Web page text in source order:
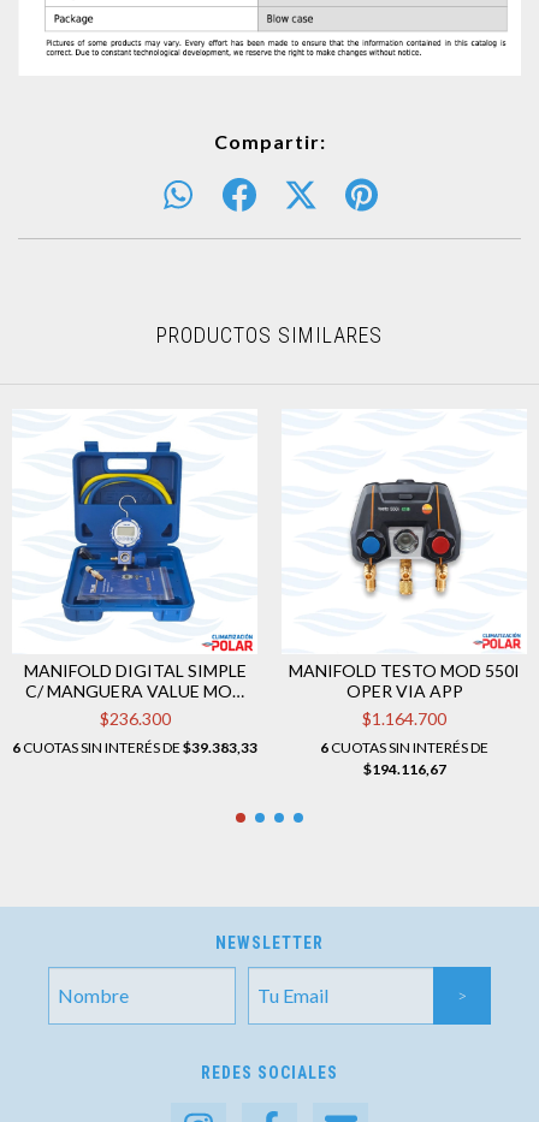
Compartir:
PRODUCTOS SIMILARES
MANIFOLD DIGITAL SIMPLE
C/ MANGUERA VALUE MOD
VDG-S1
$236.300
6CUOTAS SIN INTERÉS DE $39.383,33
MANIFOLD TESTO MOD 550I
OPER VIA APP
$1.164.700
6CUOTAS SIN INTERÉS DE
$194.116,67
NEWSLETTER
REDES SOCIALES